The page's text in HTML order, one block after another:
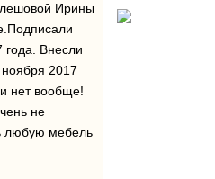
Ирины
года. Внесли
2017
нет вообще!
не
любую мебель